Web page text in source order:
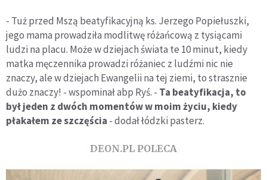
- Tuż przed Mszą beatyfikacyjną ks. Jerzego Popiełuszki,
jego mama prowadziła modlitwę różańcową z tysiącami
ludzi na placu. Może w dziejach świata te 10 minut, kiedy
matka męczennika prowadzi różaniec z ludźmi nic nie
znaczy, ale w dziejach Ewangelii na tej ziemi, to strasznie
dużo znaczy! - wspominał abp Ryś. - Ta beatyfikacja, to
był jeden z dwóch momentów w moim życiu, kiedy
płakałem ze szczęścia - dodał łódzki pasterz.
DEON.PL POLECA